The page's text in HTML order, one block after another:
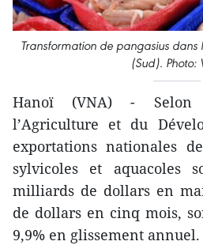
Transformation de pangasius
(Sud). Photo:
Hanoï (VNA) -
l’Agriculture et du
exportations nationales
sylvicoles et aquacoles
milliards de dollars en
de dollars en cinq mois,
9,9% en glissement annuel.